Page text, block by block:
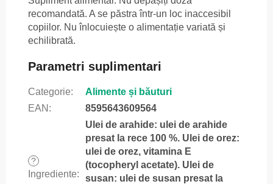
recomandată. A se păstra într-un loc inaccesibil
copiilor. Nu înlocuiește o alimentație variată și
echilibrată.
Parametri suplimentari
Categorie:
Alimente și băuturi
EAN : 8595643609564
?
Ingrediente:
Ulei de arahide: ulei de arahide
presat la rece 100 %. Ulei de orez:
ulei de orez, vitamina E
(tocopheryl acetate). Ulei de
susan: ulei de susan presat la